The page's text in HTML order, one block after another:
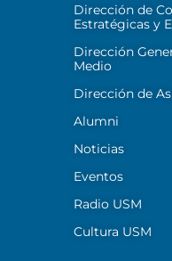
Dirección de
Estratégicas y
Dirección
Medio
Dirección de
Alumni
Noticias
Eventos
Radio USM
Cultura USM